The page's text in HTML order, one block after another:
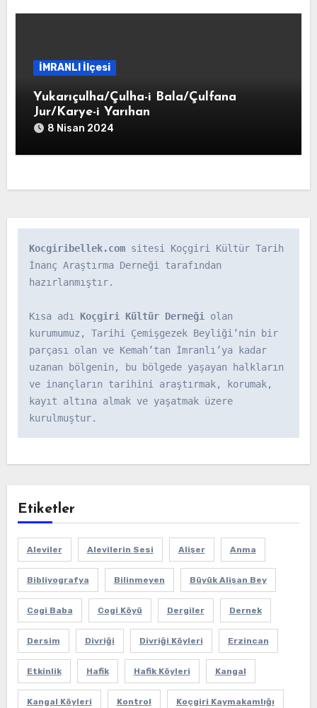
İMRANLI İlçesi
Yukarıçulha/Çulha-i Bala/Çulfana
Jur/Karye-i Yarıhan
8 Nisan 2024
Kocgiribellek.com sitesi Koçgiri Kültür Tarih
İnanç Araştırma Derneği tarafından
hazırlanmıştır.
Kısa adı Koçgiri Kültür Derneği olan
kurumumuz, Tarihi Çemişgezek Beyliği’nin bir
parçası olan ve Kemah’tan İmranlı’ya kadar
uzanan bölgenin, bu bölgede yaşayan halkların
ve inançların tarihini araştırmak, korumak,
kayıt altına almak ve yaşatmak üzere
kurulmuştur.
Etiketler
Aleviler Alevilerin Sesi Alişer Anma
Bibliyografya Bilinmeyen Büyük Alişan Bey
Cogi Baba Cogi Köyü Dergiler Dernek
Dersim Divriği Divriği Köyleri Erzincan
Etkinlik Hafik Hafik Köyleri Kangal
Kangal Köyleri Kontrol Koçgiri Kaymakamlığı